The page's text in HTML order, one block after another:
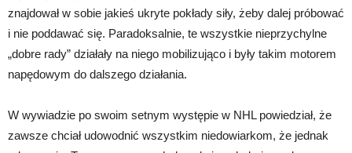
znajdował w sobie jakieś ukryte pokłady siły, żeby dalej próbować
i nie poddawać się. Paradoksalnie, te wszystkie nieprzychylne
„dobre rady” działały na niego mobilizująco i były takim motorem
napędowym do dalszego działania.
W wywiadzie po swoim setnym występie w NHL powiedział, że
zawsze chciał udowodnić wszystkim niedowiarkom, że jednak